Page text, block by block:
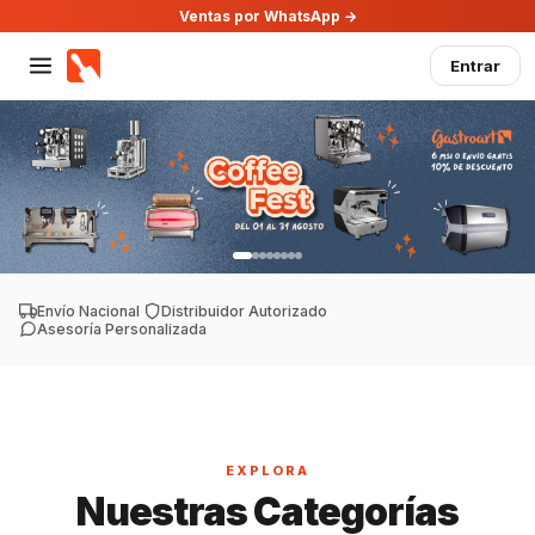
Ventas por WhatsApp →
Entrar
Envío Nacional Distribuidor Autorizado
Asesoría Personalizada
EXPLORA
Nuestras Categorías